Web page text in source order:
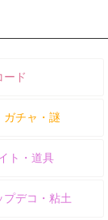
ード
ガチャ・謎
ト・道具
プデコ・粘土